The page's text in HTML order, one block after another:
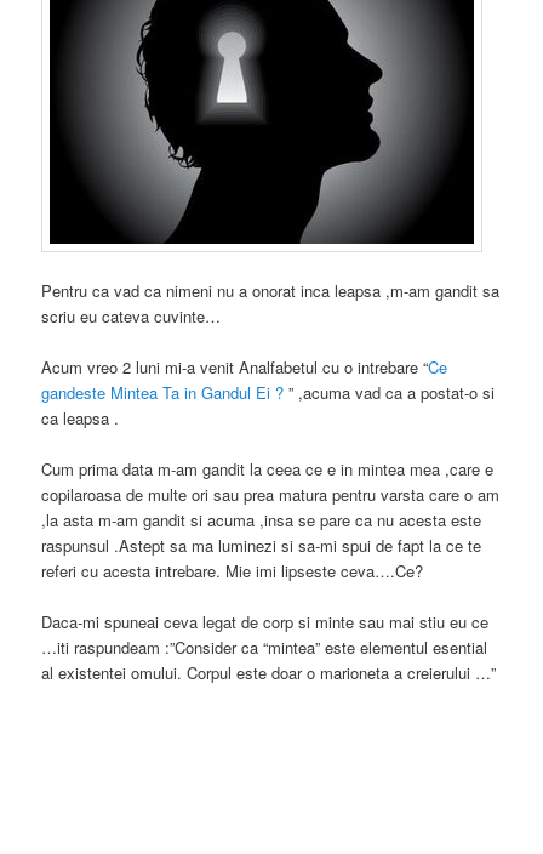
Pentru ca vad ca nimeni nu a onorat inca leapsa ,m-am gandit sa
scriu eu cateva cuvinte…
Acum vreo 2 luni mi-a venit Analfabetul cu o intrebare “Ce
gandeste Mintea Ta in Gandul Ei ? ” ,acuma vad ca a postat-o si
ca leapsa .
Cum prima data m-am gandit la ceea ce e in mintea mea ,care e
copilaroasa de multe ori sau prea matura pentru varsta care o am
,la asta m-am gandit si acuma ,insa se pare ca nu acesta este
raspunsul .Astept sa ma luminezi si sa-mi spui de fapt la ce te
referi cu acesta intrebare. Mie imi lipseste ceva….Ce?
Daca-mi spuneai ceva legat de corp si minte sau mai stiu eu ce
…iti raspundeam :”Consider ca “mintea” este elementul esential
al existentei omului. Corpul este doar o marioneta a creierului …”